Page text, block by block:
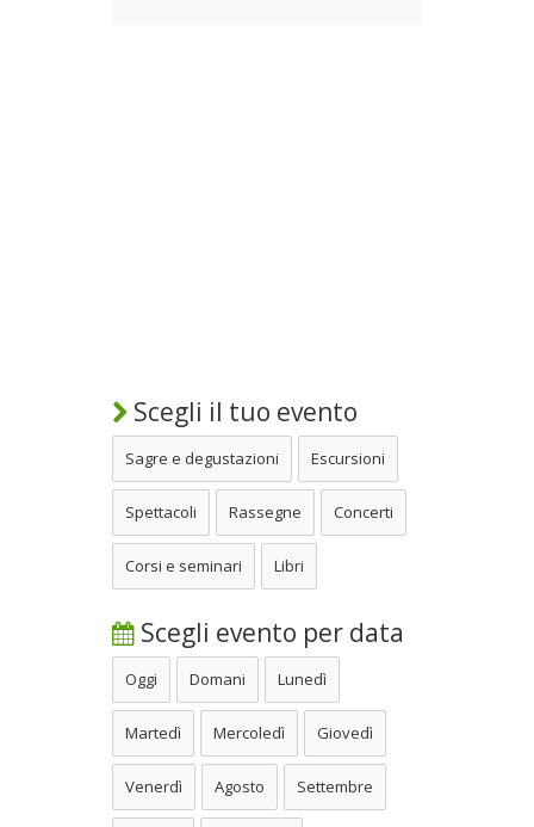
Scegli il tuo evento
Sagre e degustazioni Escursioni
Spettacoli Rassegne Concerti
Corsi e seminari Libri
Scegli evento per data
Oggi Domani Lunedì
Martedì Mercoledì Giovedì
Venerdì Agosto Settembre